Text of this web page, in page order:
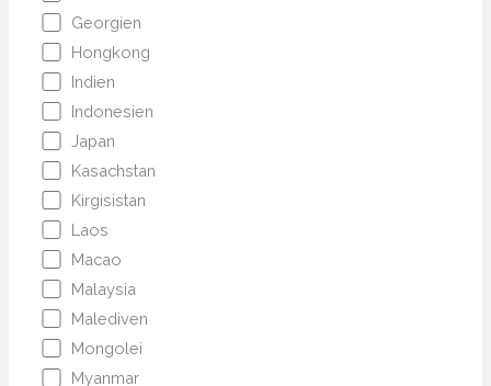
Georgien
Hongkong
Indien
Indonesien
Japan
Kasachstan
Kirgisistan
Laos
Macao
Malaysia
Malediven
Mongolei
Myanmar